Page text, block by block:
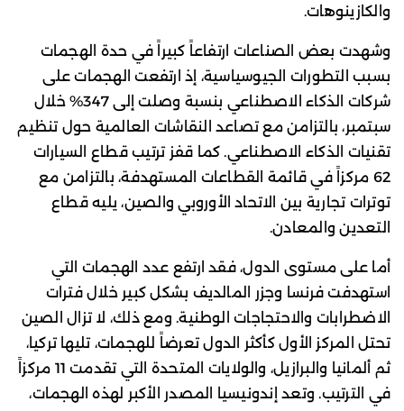
والكازينوهات.
وشهدت بعض الصناعات ارتفاعاً كبيراً في حدة الهجمات
بسبب التطورات الجيوسياسية، إذ ارتفعت الهجمات على
شركات الذكاء الاصطناعي بنسبة وصلت إلى 347% خلال
سبتمبر، بالتزامن مع تصاعد النقاشات العالمية حول تنظيم
تقنيات الذكاء الاصطناعي. كما قفز ترتيب قطاع السيارات
62 مركزاً في قائمة القطاعات المستهدفة، بالتزامن مع
توترات تجارية بين الاتحاد الأوروبي والصين، يليه قطاع
التعدين والمعادن.
أما على مستوى الدول، فقد ارتفع عدد الهجمات التي
استهدفت فرنسا وجزر المالديف بشكل كبير خلال فترات
الاضطرابات والاحتجاجات الوطنية. ومع ذلك، لا تزال الصين
تحتل المركز الأول كأكثر الدول تعرضاً للهجمات، تليها تركيا،
ثم ألمانيا والبرازيل، والولايات المتحدة التي تقدمت 11 مركزاً
في الترتيب. وتعد إندونيسيا المصدر الأكبر لهذه الهجمات،